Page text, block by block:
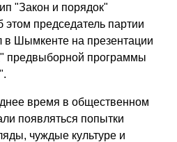
"Закон и порядок"
этом председатель партии
в Шымкенте на презентации
предвыборной программы
время в общественном
появляться попытки
чуждые культуре и